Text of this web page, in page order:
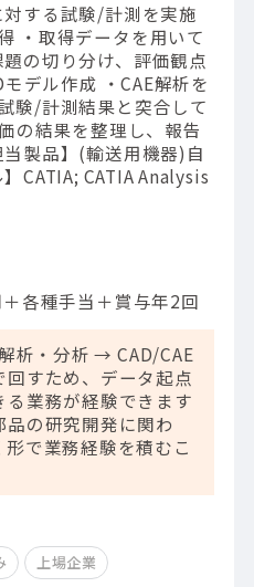
する試験/計測を実施
・取得データを用いて
の切り分け、評価観点
デル作成 ・CAE解析を
験/計測結果と突合して
の結果を整理し、報告
製品】(輸送用機器)自
CATIA; CATIA Analysis
各種手当＋賞与年2回
析・分析 → CAD/CAE
回すため、データ起点
る業務が経験できます
品の研究開発に関わ
形で業務経験を積むこ
上場企業